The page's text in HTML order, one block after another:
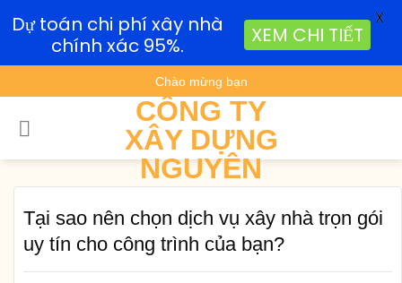
Skip
to
content
Chào mừng bạn
CÔNG TY
XÂY DỰNG
NGUYÊN
Tại sao nên chọn dịch vụ xây nhà trọn gói
uy tín cho công trình của bạn?
Dự toán chi phí xây nhà
chính xác 95%.
XEM CHI TIẾT
X